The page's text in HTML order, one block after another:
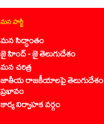
మన పార్టీ
మన సిద్ధాంతం
జై హింద్ - జై తెలుగుదేశం
మన చరిత్ర
జాతీయ రాజకీయాలపై తెలుగుదేశం
ప్రభావం
కార్య నిర్వాహక వర్గం